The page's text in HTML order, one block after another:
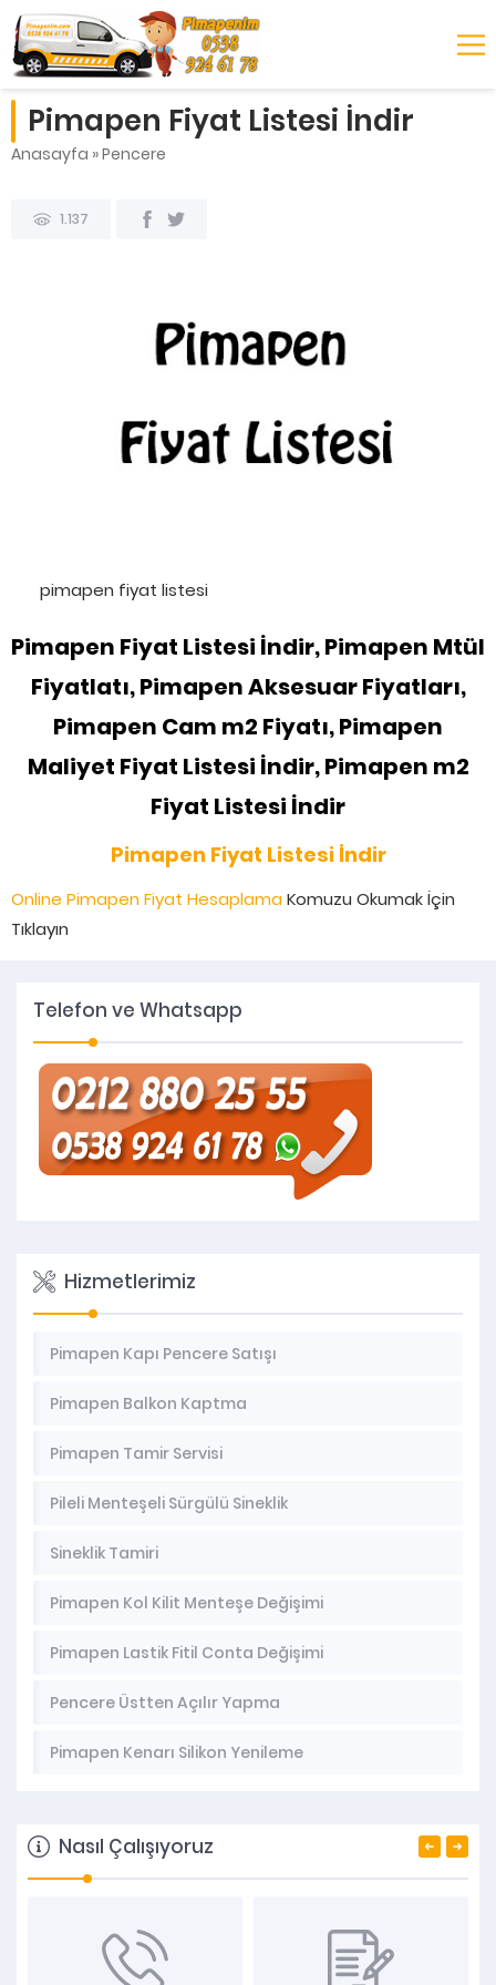
Pimapen Fiyat Listesi İndir
Anasayfa »Pencere
1.137
pimapen fiyat listesi
Pimapen Fiyat Listesi İndir, Pimapen Mtül
Fiyatlatı, Pimapen Aksesuar Fiyatları,
Pimapen Cam m2 Fiyatı, Pimapen
Maliyet Fiyat Listesi İndir, Pimapen m2
Fiyat Listesi İndir
Pimapen Fiyat Listesi İndir
Online Pimapen Fiyat HesaplamaKomuzu Okumak İçin
Tıklayın
Telefon ve Whatsapp
Hizmetlerimiz
Pimapen Kapı Pencere Satışı
Pimapen Balkon Kaptma
Pimapen Tamir Servisi
Pileli Menteşeli Sürgülü Sineklik
Sineklik Tamiri
Pimapen Kol Kilit Menteşe Değişimi
Pimapen Lastik Fitil Conta Değişimi
Pencere Üstten Açılır Yapma
Pimapen Kenarı Silikon Yenileme
Nasıl Çalışıyoruz